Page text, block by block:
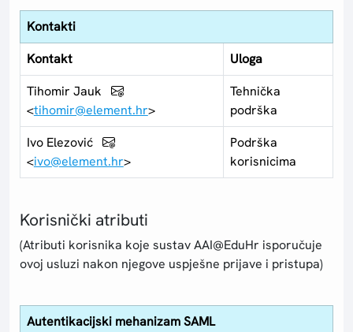
Kontakti
Kontakt
Uloga
Tihomir Jauk
<tihomir@element.hr>
Tehnička
podrška
Ivo Elezović
<ivo@element.hr>
Podrška
korisnicima
Korisnički atributi
(Atributi korisnika koje sustav AAI@EduHr isporučuje
ovoj usluzi nakon njegove uspješne prijave i pristupa)
Autentikacijski mehanizam SAML